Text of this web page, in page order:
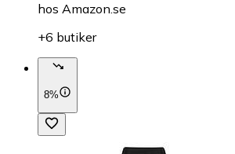
hos Amazon.se
+6 butiker
8%